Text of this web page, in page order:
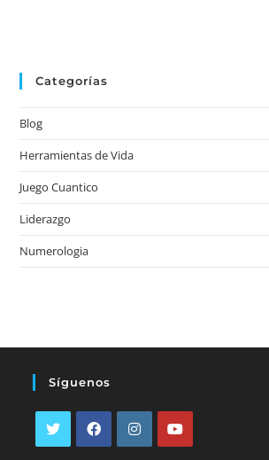
Categorías
Blog
Herramientas de Vida
Juego Cuantico
Liderazgo
Numerologia
Síguenos